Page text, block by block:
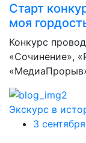
Старт
моя
Конкурс
«Сочинение»,
Экскурс в
3